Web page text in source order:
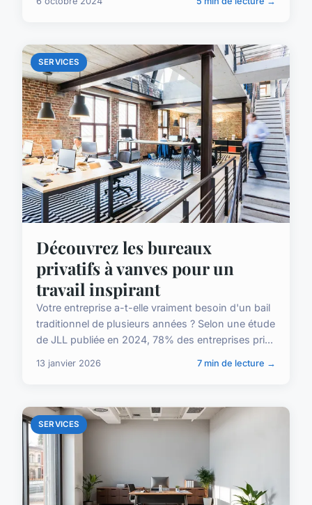
SERVICES
Découvrez les bureaux
privatifs à vanves pour un
travail inspirant
Votre entreprise a-t-elle vraiment besoin d'un bail
traditionnel de plusieurs années ? Selon une étude
de JLL publiée en 2024, 78% des entreprises pri...
13 janvier 2026 7 min de lecture →
SERVICES